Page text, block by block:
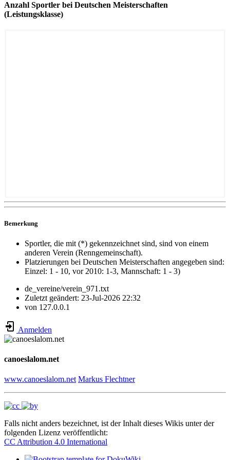
Anzahl Sportler bei Deutschen Meisterschaften
(Leistungsklasse)
Bemerkung
Sportler, die mit (*) gekennzeichnet sind, sind von einem
anderen Verein (Renngemeinschaft).
Platzierungen bei Deutschen Meisterschaften angegeben sind:
Einzel: 1 - 10, vor 2010: 1-3, Mannschaft: 1 - 3)
de_vereine/verein_971.txt
Zuletzt geändert: 23-Jul-2026 22:32
von 127.0.0.1
Anmelden
canoeslalom.net
www.canoeslalom.net Markus Flechtner
Falls nicht anders bezeichnet, ist der Inhalt dieses Wikis unter der
folgenden Lizenz veröffentlicht:
CC Attribution 4.0 International